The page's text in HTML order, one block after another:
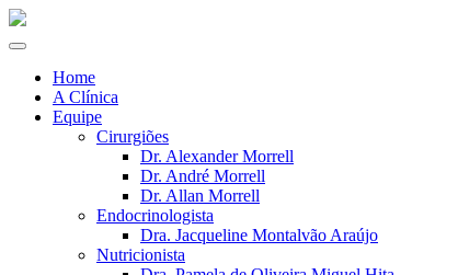
Home
A Clínica
Equipe
Cirurgiões
Dr. Alexander Morrell
Dr. André Morrell
Dr. Allan Morrell
Endocrinologista
Dra. Jacqueline Montalvão Araújo
Nutricionista